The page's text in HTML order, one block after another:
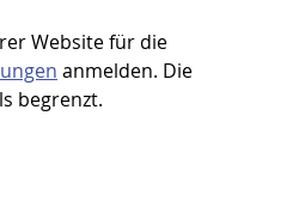
Website für die
anmelden. Die
begrenzt.